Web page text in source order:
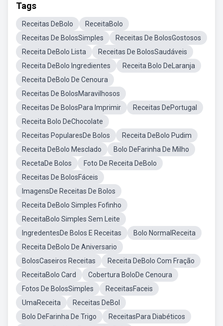
Tags
Receitas DeBolo
ReceitaBolo
Receitas De BolosSimples
Receitas De BolosGostosos
Receita DeBolo Lista
Receitas De BolosSaudáveis
Receita DeBolo Ingredientes
Receita Bolo DeLaranja
Receita DeBolo De Cenoura
Receitas De BolosMaravilhosos
Receitas De BolosPara Imprimir
Receitas DePortugal
Receita Bolo DeChocolate
Receitas PopularesDe Bolos
Receita DeBolo Pudim
Receita DeBolo Mesclado
Bolo DeFarinha De Milho
RecetaDe Bolos
Foto De Receita DeBolo
Receitas De BolosFáceis
ImagensDe Receitas De Bolos
Receita DeBolo Simples Fofinho
ReceitaBolo Simples Sem Leite
IngredentesDe Bolos E Receitas
Bolo NormalReceita
Receita DeBolo De Aniversario
BolosCaseiros Receitas
Receita DeBolo Com Fração
ReceitaBolo Card
Cobertura BoloDe Cenoura
Fotos De BolosSimples
ReceitasFaceis
UmaReceita
Receitas DeBol
Bolo DeFarinha De Trigo
ReceitasPara Diabéticos